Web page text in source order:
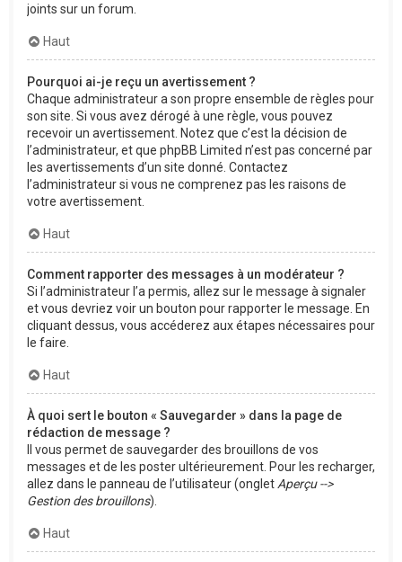
joints sur un forum.
Haut
Pourquoi ai-je reçu un avertissement ?
Chaque administrateur a son propre ensemble de règles pour
son site. Si vous avez dérogé à une règle, vous pouvez
recevoir un avertissement. Notez que c’est la décision de
l’administrateur, et que phpBB Limited n’est pas concerné par
les avertissements d’un site donné. Contactez
l’administrateur si vous ne comprenez pas les raisons de
votre avertissement.
Haut
Comment rapporter des messages à un modérateur ?
Si l’administrateur l’a permis, allez sur le message à signaler
et vous devriez voir un bouton pour rapporter le message. En
cliquant dessus, vous accéderez aux étapes nécessaires pour
le faire.
Haut
À quoi sert le bouton « Sauvegarder » dans la page de
rédaction de message ?
Il vous permet de sauvegarder des brouillons de vos
messages et de les poster ultérieurement. Pour les recharger,
allez dans le panneau de l’utilisateur (onglet Aperçu -->
Gestion des brouillons).
Haut